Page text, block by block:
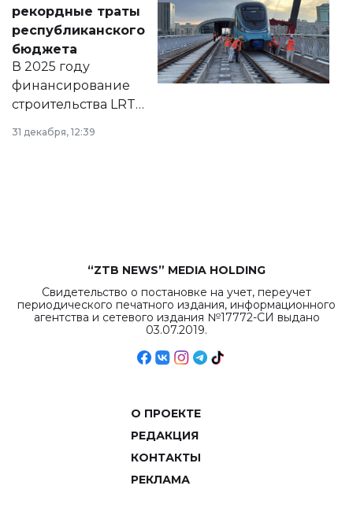
нормативных
правовых актов и
на сайте маслихат
города.
рекордные траты
республиканского
бюджета
В 2025 году
финансирование
строительства LRT
в Астане из
республиканского
31 декабря, 12:39
“ZTB NEWS” MEDIA HOLDING
Свидетельство о постановке на учет, переучет
периодического печатного издания, информационного
агентства и сетевого издания №17772-СИ выдано
03.07.2019.
О ПРОЕКТЕ
РЕДАКЦИЯ
КОНТАКТЫ
РЕКЛАМА